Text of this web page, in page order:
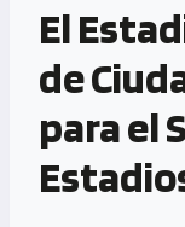
El
de
para el